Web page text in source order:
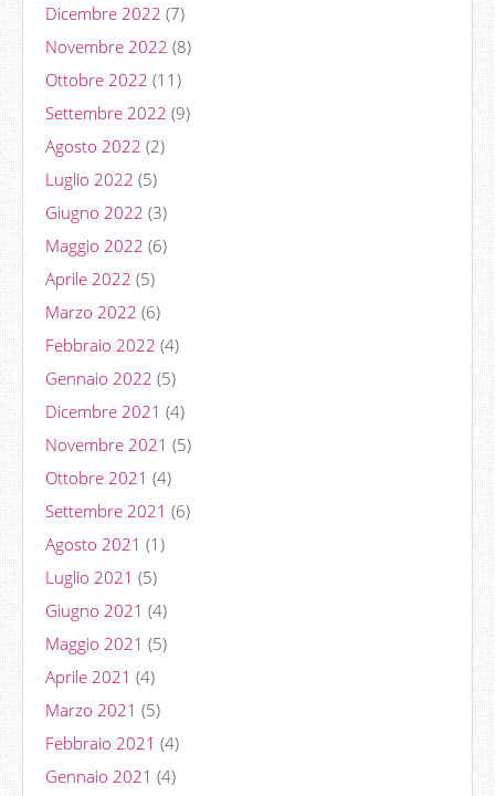
Dicembre 2022 (7)
Novembre 2022 (8)
Ottobre 2022 (11)
Settembre 2022 (9)
Agosto 2022 (2)
Luglio 2022 (5)
Giugno 2022 (3)
Maggio 2022 (6)
Aprile 2022 (5)
Marzo 2022 (6)
Febbraio 2022 (4)
Gennaio 2022 (5)
Dicembre 2021 (4)
Novembre 2021 (5)
Ottobre 2021 (4)
Settembre 2021 (6)
Agosto 2021 (1)
Luglio 2021 (5)
Giugno 2021 (4)
Maggio 2021 (5)
Aprile 2021 (4)
Marzo 2021 (5)
Febbraio 2021 (4)
Gennaio 2021 (4)